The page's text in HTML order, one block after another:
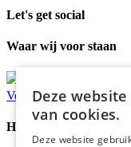
Let's get social
Waar wij voor staan
Verzondenbinnen 48
Handige Links
Deze
van cookies.
Deze website